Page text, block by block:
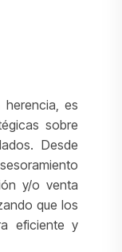
es
sobre
Desde
y/o venta
que los
eficiente y